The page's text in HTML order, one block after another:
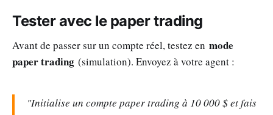
Tester avec le paper trading
Avant de passer sur un compte réel, testez en mode
paper trading (simulation). Envoyez à votre agent :
"Initialise un compte paper trading à 10 000 $ et fais